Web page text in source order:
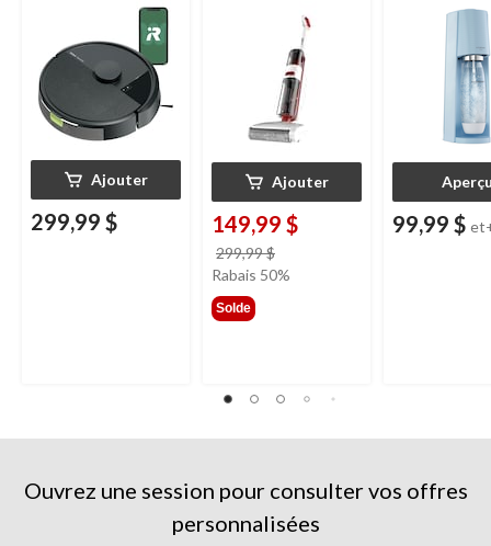
Ajouter
299,99 $
Ajouter
149,99 $
299,99 $
était
Rabais 50%
Solde
99,99 $
Ouvrez une session pour consulter vos offres
personnalisées